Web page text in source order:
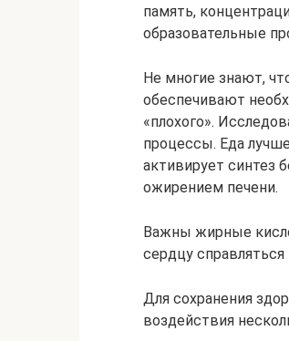
память,
образовательные
Не многие знают,
обеспечивают
«плохого».
процессы. Еда
активирует синтез
ожирением печени.
Важны жирные
сердцу
Для сохранения
воздействия